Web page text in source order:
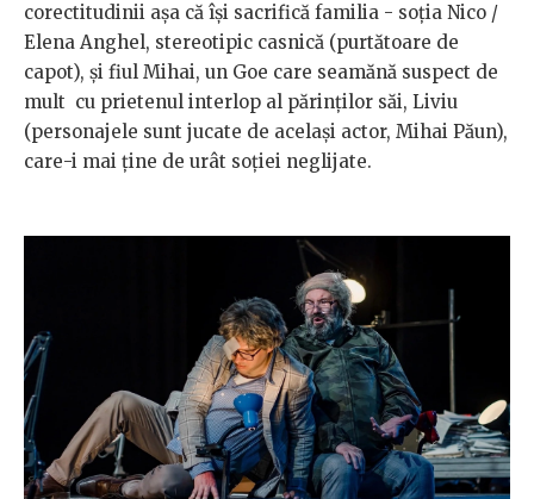
corectitudinii așa că își sacrifică familia - soția Nico /
Elena Anghel, stereotipic casnică (purtătoare de
capot), și fiul Mihai, un Goe care seamănă suspect de
mult cu prietenul interlop al părinților săi, Liviu
(personajele sunt jucate de același actor, Mihai Păun),
care-i mai ține de urât soției neglijate.